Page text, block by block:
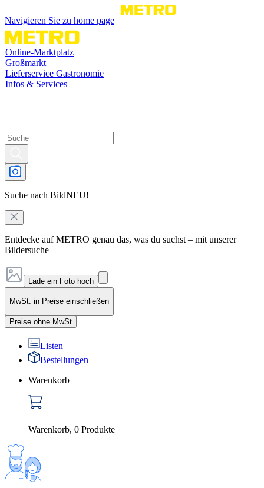
Navigieren Sie zu home page
Online-Marktplatz
Großmarkt
Lieferservice Gastronomie
Infos & Services
Suche nach BildNEU!
Entdecke auf METRO genau das, was du suchst – mit unserer
Bildersuche
Lade ein Foto hoch
MwSt. in Preise einschließen
Preise ohne MwSt
Listen
Bestellungen
Warenkorb
Warenkorb, 0 Produkte